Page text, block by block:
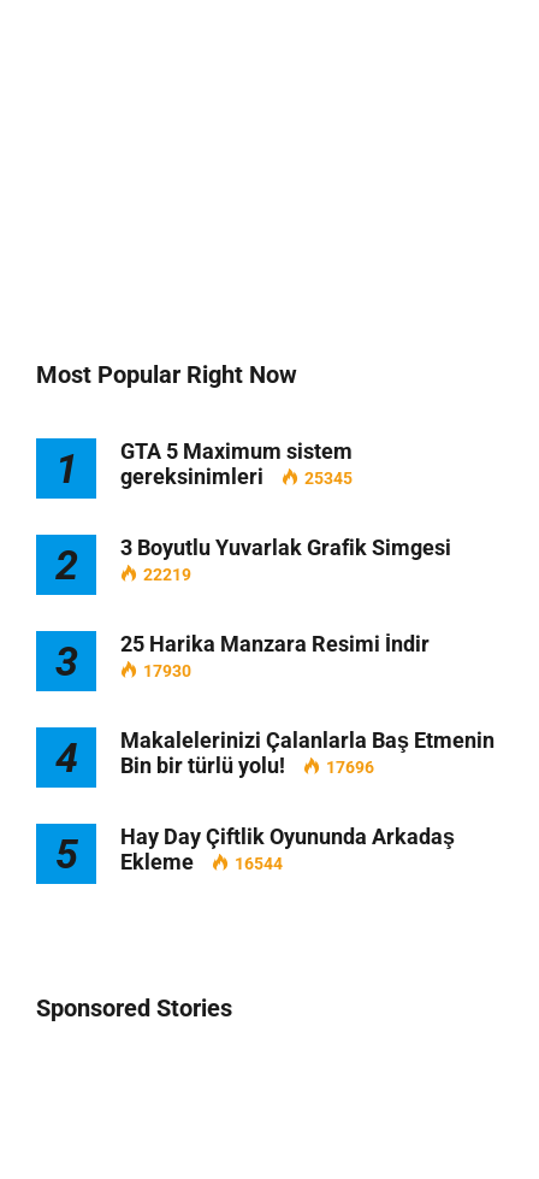
Most Popular Right Now
1
GTA 5 Maximum sistem
gereksinimleri
25345
2 3 Boyutlu Yuvarlak Grafik Simgesi
22219
3 25 Harika Manzara Resimi İndir
17930
4
Makalelerinizi Çalanlarla Baş Etmenin
Bin bir türlü yolu!
17696
5
Hay Day Çiftlik Oyununda Arkadaş
Ekleme
16544
Sponsored Stories